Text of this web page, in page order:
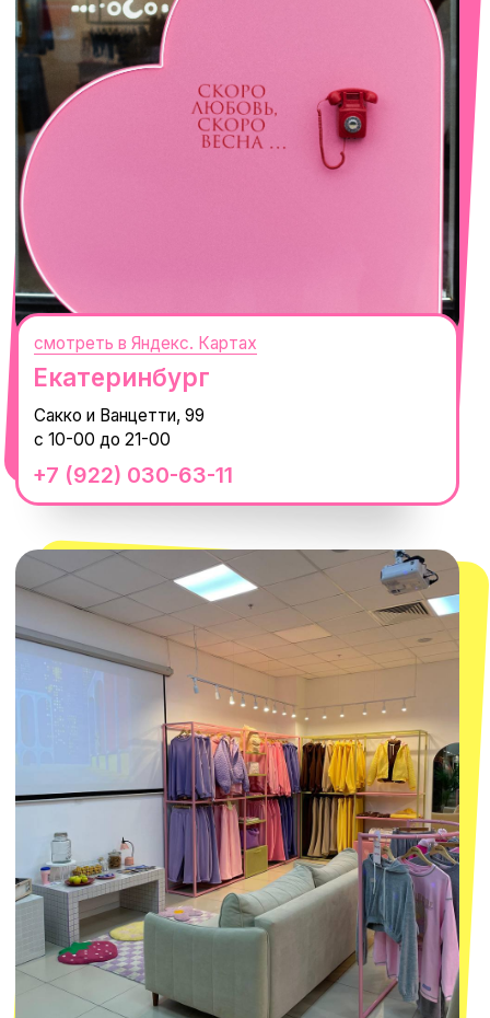
+7 (919) 374-04-04
с 10-00 до 22-00
+7 (932) 602-41-15
ТРК «Европолис Ростокино»
Москва
смотреть в Яндекс.Картах
ПОКУПАТЕЛЯМ
О КОМПАНИИ
Нажимая "Подписаться", вы соглашаетесь с Политикой обработки
персональных данныхиСогласием на рассылку электронных
сообщений
ПОДПИСАТЬСЯ
СЕКРЕТНЫЕ ПРОМОКОДЫ, ПРИГЛАШЕНИЯ
НА МЕРОПРИЯТИЯ И АНОНСЫ НОВИНОК
РАНЬШЕ ВСЕХ
@MACROCOSM_STORE
MACROCOSM
300'000+ подписчиков
14'000+ подписчиков в нашем Telegram-